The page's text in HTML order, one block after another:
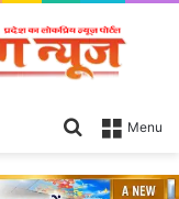
Menu
Search